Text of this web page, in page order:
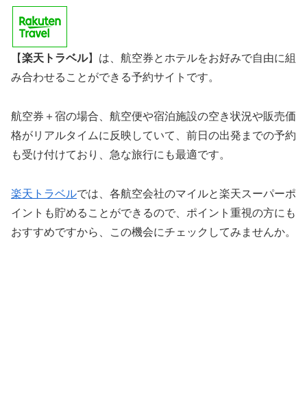
【楽天トラベル】は、航空券とホテルをお好みで自由に組
み合わせることができる予約サイトです。
航空券＋宿の場合、航空便や宿泊施設の空き状況や販売価
格がリアルタイムに反映していて、前日の出発までの予約
も受け付けており、急な旅行にも最適です。
楽天トラベルでは、各航空会社のマイルと楽天スーパーポ
イントも貯めることができるので、ポイント重視の方にも
おすすめですから、この機会にチェックしてみませんか。